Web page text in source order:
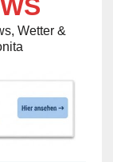
Wetter &